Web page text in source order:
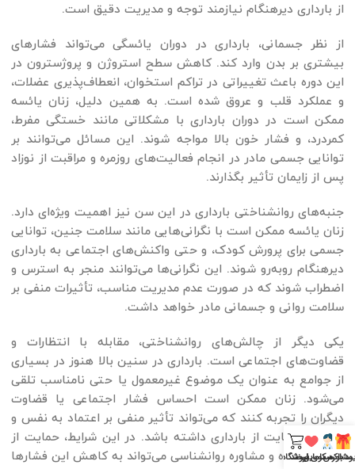
از بارداری دیرهنگام نیازمند توجه و مدیریت دقیق است.
از نظر جسمانی، بارداری در دوران یائسگی می‌تواند فشارهای
بیشتری بر بدن وارد کند. کاهش سطح استروژن و پروژسترون در
این دوره باعث تغییراتی در تراکم استخوان، انعطاف‌پذیری عضلات،
و عملکرد قلب و عروق شده است. به همین دلیل، زنان یائسه
ممکن است در دوران بارداری با مشکلاتی مانند خستگی مفرط،
کمردرد، و فشار خون بالا مواجه شوند. این مسائل می‌توانند بر
توانایی جسمی مادر در انجام فعالیت‌های روزمره و مراقبت از نوزاد
پس از زایمان تأثیر بگذارند.
جنبه‌های روانشناختی بارداری در این سن نیز اهمیت ویژه‌ای دارد.
زنان یائسه ممکن است با نگرانی‌هایی مانند سلامت جنین، توانایی
جسمی برای پرورش کودک، و حتی واکنش‌های اجتماعی به بارداری
دیرهنگام روبه‌رو شوند. این نگرانی‌ها می‌توانند منجر به استرس و
اضطراب شوند که در صورت عدم مدیریت مناسب، تأثیرات منفی بر
سلامت روانی و جسمانی مادر خواهد داشت.
یکی دیگر از چالش‌های روانشناختی، مقابله با انتظارات و
قضاوت‌های اجتماعی است. بارداری در سنین بالا هنوز در بسیاری
از جوامع به عنوان یک موضوع غیرمعمول یا حتی نامناسب تلقی
می‌شود. زنان ممکن است احساس فشار اجتماعی یا قضاوت
دیگران را تجربه کنند که می‌تواند تأثیر منفی بر اعتماد به نفس و
احساس رضایت از بارداری داشته باشد. در این شرایط، حمایت از
سوی خانواده و مشاوره روانشناسی می‌تواند به کاهش این فشارها
باکس
مشاوره مامایی
سکوی لبخند
فروشگاه